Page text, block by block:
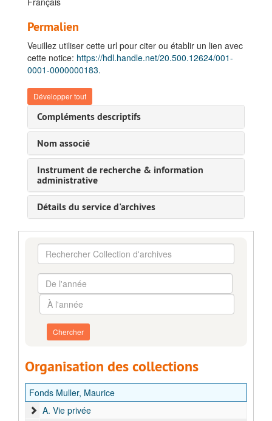
Permalien
Veuillez utiliser cette url pour citer ou établir un lien avec
cette notice: https://hdl.handle.net/20.500.12624/001-
0001-0000000183.
Développer tout
Compléments descriptifs
Nom associé
Instrument de recherche & information
administrative
Détails du service d'archives
Rechercher
Collection
d'archives
De
l'année
À
l'année
Organisation des collections
Fonds Muller, Maurice
A. Vie privée